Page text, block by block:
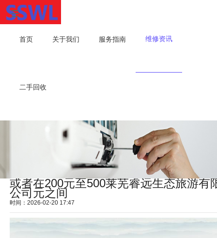
首页 关于我们 服务指南 维修资讯
二手回收
或者在200元至500莱芜睿远生态旅游有
公司元之间
时间：2026-02-20 17:47